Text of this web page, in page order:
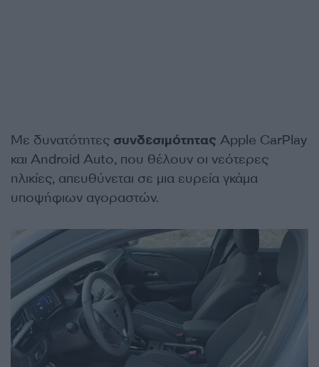
Με δυνατότητες συνδεσιμότητας Apple CarPlay
και Android Auto, που θέλουν οι νεότερες
ηλικίες, απευθύνεται σε μια ευρεία γκάμα
υποψήφιων αγοραστών.